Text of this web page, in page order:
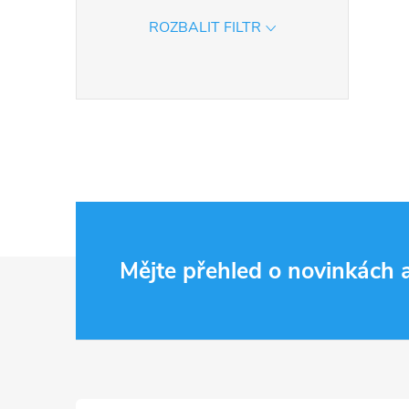
ROZBALIT FILTR
r
Mějte přehled o novinkách